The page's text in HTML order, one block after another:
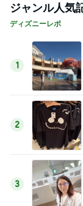
ジャンル人気
ディズニーレポ
1
2
3